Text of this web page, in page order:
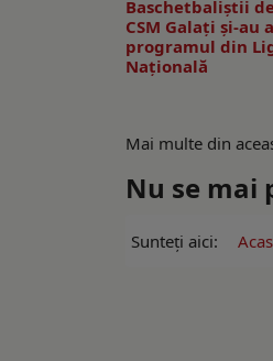
Baschetbaliștii
CSM Galați și-au
programul din
Națională
Mai multe din
Nu se mai
Sunteți aici: